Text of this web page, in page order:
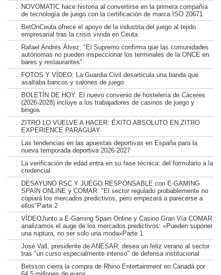
.
NOVOMATIC hace historia al convertirse en la primera compañía
de tecnología de juego con la certificación de marca ISO 20671
.
BetOnCeuta ofrece el apoyo de la industria del juego al tejido
empresarial tras la crisis vivida en Ceuta
.
Rafael Andrés Álvez: "El Supremo confirma que las comunidades
autónomas no pueden inspeccionar los terminales de la ONCE en
bares y restaurantes"
.
FOTOS Y VÍDEO: La Guardia Civil desarticula una banda que
asaltaba bancos y salones de juego
.
BOLETÍN DE HOY: El nuevo convenio de hostelería de Cáceres
(2026-2028) incluye a los trabajadores de casinos de juego y
bingos
. ZITRO LO VUELVE A HACER: ÉXITO ABSOLUTO EN ZITRO
EXPERIENCE PARAGUAY
.
Las tendencias en las apuestas deportivas en España para la
nueva temporada deportiva 2026-2027
.
La verificación de edad entra en su fase técnica: del formulario a la
credencial
.
DESAYUNO RSC Y JUEGO RESPONSABLE con E-GAMING
SPAIN ONLINE y COMAR: "El sector regulado probablemente no
copiará los mercados predictivos, pero empezará a parecerse a
ellos"Parte 2
. VÍDEOJunto a E-Gaming Spain Online y Casino Gran Vía COMAR
analizamos el auge de los mercados predictivos: «Pueden suponer
una ruptura, no ser solo una moda»Parte 1
. José Vall, presidente de ANESAR, desea un feliz verano al sector
tras "un curso especialmente intenso" de defensa institucional
.
Betsson cierra la compra de Rhino Entertainment en Canadá por